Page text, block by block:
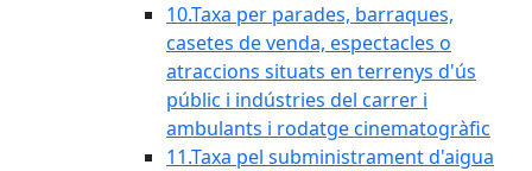
10.Taxa per parades, barraques,
casetes de venda, espectacles o
atraccions situats en terrenys d'ús
públic i indústries del carrer i
ambulants i rodatge cinematogràfic
11.Taxa pel subministrament d'aigua